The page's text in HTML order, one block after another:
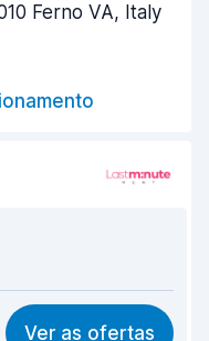
8,4
Ferno VA, Italy
8,1
Ver as ofertas